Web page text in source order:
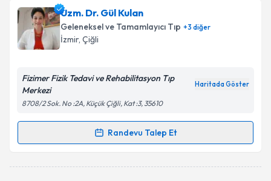
Uzm. Dr. Gül Kulan
Geleneksel ve Tamamlayıcı Tıp +3 diğer
İzmir, Çiğli
Fizimer Fizik Tedavi ve Rehabilitasyon Tıp
Merkezi
Haritada Göster
8708/2 Sok. No :2A, Küçük Çiğli, Kat :3, 35610
Randevu Talep Et
Randevu Takvimi Talebi